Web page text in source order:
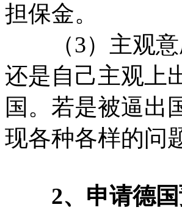
担保金。
（3）主观意
还是自己主观上
国。若是被逼出
现各种各样的问
2、申请德